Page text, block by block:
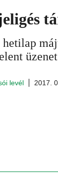
levél 2017.